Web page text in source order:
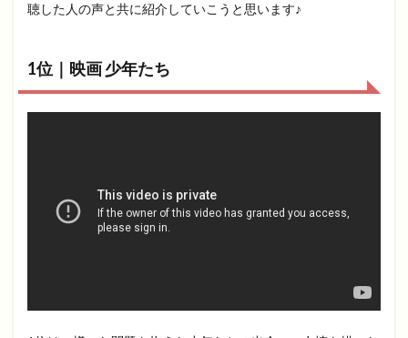
聴した人の声と共に紹介していこうと思います♪
1位｜映画 少年たち